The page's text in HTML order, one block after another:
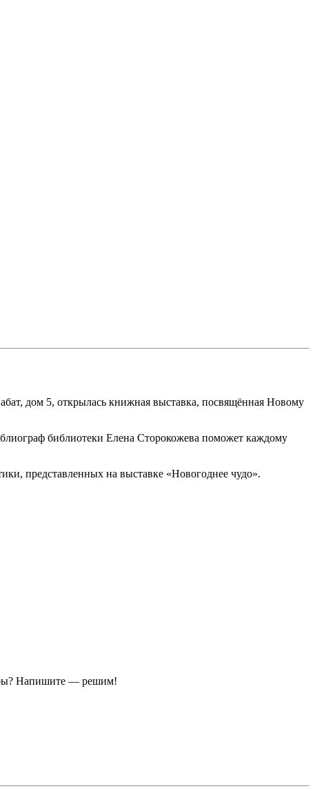
дом 5, открылась книжная выставка, посвящённая Новому
библиотеки Елена Сторокожева поможет каждому
представленных на выставке «Новогоднее чудо».
Напишите — решим!